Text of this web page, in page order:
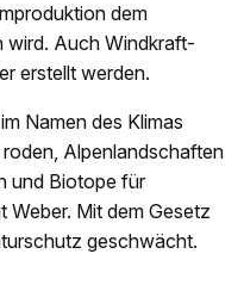
dem
Auch Windkraft-
erstellt werden.
Namen des Klimas
Alpenlandschaften
und Biotope für
Weber. Mit dem Gesetz
geschwächt.